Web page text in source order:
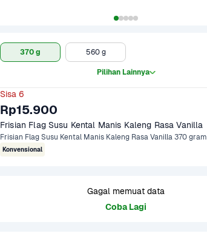
370 g 560 g
Pilihan Lainnya
Sisa 6
Rp15.900
Frisian Flag Susu Kental Manis Kaleng Rasa Vanilla
Frisian Flag Susu Kental Manis Kaleng Rasa Vanilla 370 gram
Konvensional
Gagal memuat data
Coba Lagi